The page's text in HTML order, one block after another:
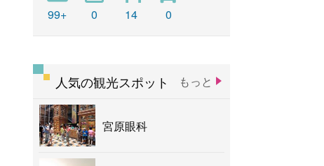
99+ 0 14 0
人気の観光スポット もっと
宮原眼科